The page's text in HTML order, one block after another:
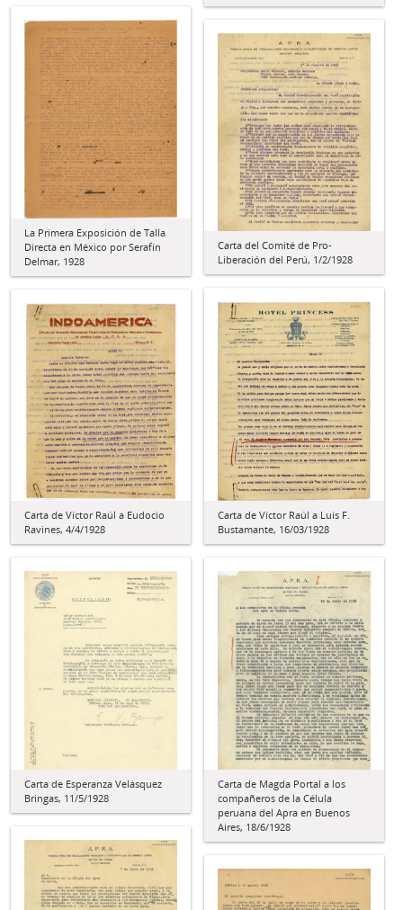
La Primera Exposición de Talla
Directa en México por Serafín
Delmar, 1928
Carta del Comité de Pro-
Liberación del Perú, 1/2/1928
Carta de Víctor Raúl a Luis F.
Bustamante, 16/03/1928
Carta de Víctor Raúl a Eudocio
Ravines, 4/4/1928
Carta de Esperanza Velásquez
Bringas, 11/5/1928
Carta de Magda Portal a los
compañeros de la Célula
peruana del Apra en Buenos
Aires, 18/6/1928